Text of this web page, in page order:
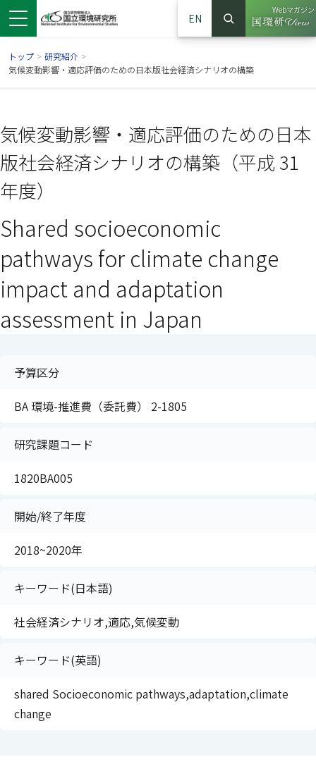
ウで開きます）
ンドウで開きます）
ウインドウで開きます）
EN
サイト内検索
検索
Webマガジン
（別ウイ
トップ > 研究紹介 >
気候変動影響・適応評価のための日本版社会経済シナリオの構築
気候変動影響・適応評価のための日本
版社会経済シナリオの構築（平成 31
年度）
Shared socioeconomic
pathways for climate change
impact and adaptation
assessment in Japan
予算区分
BA 環境-推進費（委託費） 2-1805
研究課題コード
1820BA005
開始/終了年度
2018~2020年
キーワード(日本語)
社会経済シナリオ,適応,気候変動
キーワード(英語)
shared Socioeconomic pathways,adaptation,climate
change